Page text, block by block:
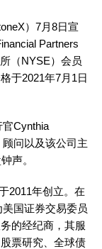
）7月8日宣
Partners
（NYSE）会员
于2021年7月1日
Cynthia
问以及该公司主
声。
2011年创立。在
国证券交易委员
的经纪商，其服
票研究、全球债